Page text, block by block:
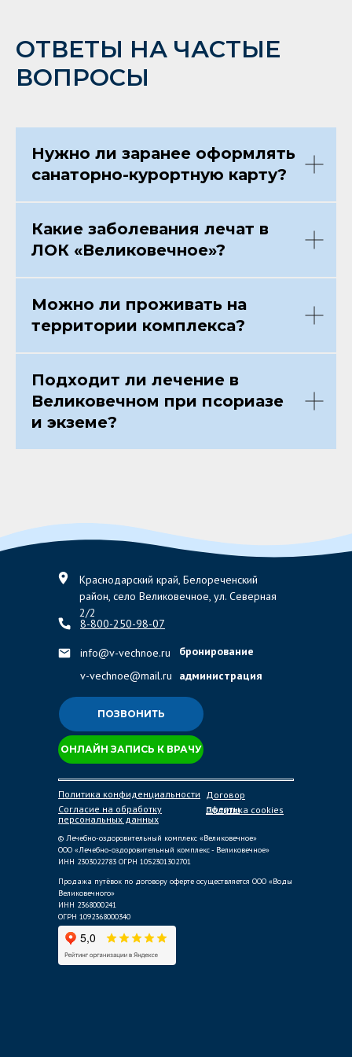
ОТВЕТЫ НА ЧАСТЫЕ
ВОПРОСЫ
Нужно ли заранее оформлять
санаторно-курортную карту?
Какие заболевания лечат в
ЛОК «Великовечное»?
Можно ли проживать на
территории комплекса?
Подходит ли лечение в
Великовечном при псориазе
и экземе?
Политика конфиденциальности
Согласие на обработку
персональных данных
Политика cookies
Договор
оферты
© Лечебно-оздоровительный комплекс «Великовечное»
ООО «Лечебно-оздоровительный комплекс - Великовечное»
ИНН 2303022783 ОГРН 1052301302701
Продажа путёвок по договору оферте осуществляется ООО «Воды
Великовечного»
ИНН 2368000241
ОГРН 1092368000340
ПОЗВОНИТЬ
ОНЛАЙН ЗАПИСЬ К ВРАЧУ
Краснодарский край, Белореченский
район, село Великовечное, ул. Северная
2/2
8-800-250-98-07
info@v-vechnoe.ru
бронирование
администрация
v-vechnoe@mail.ru